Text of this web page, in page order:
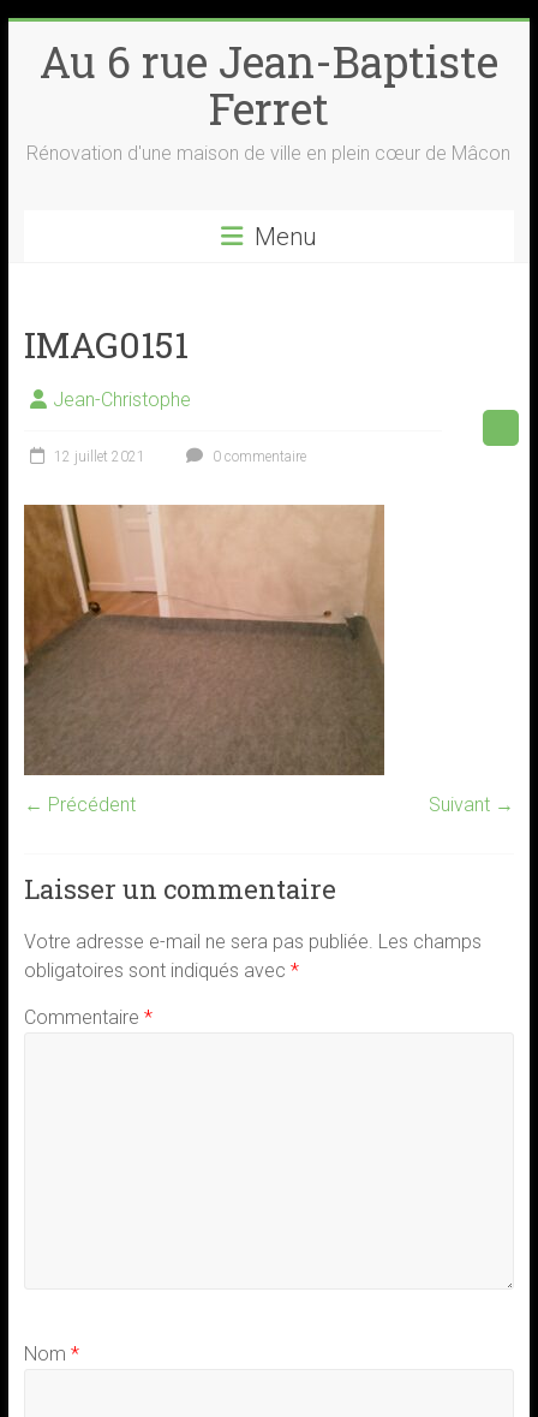
content
Au 6 rue Jean-Baptiste
Ferret
Rénovation d'une maison de ville en plein cœur de Mâcon
Menu
IMAG0151
Jean-Christophe
12 juillet 2021 0 commentaire
← Précédent Suivant →
Laisser un commentaire
Votre adresse e-mail ne sera pas publiée. Les champs
obligatoires sont indiqués avec *
Commentaire *
Nom *